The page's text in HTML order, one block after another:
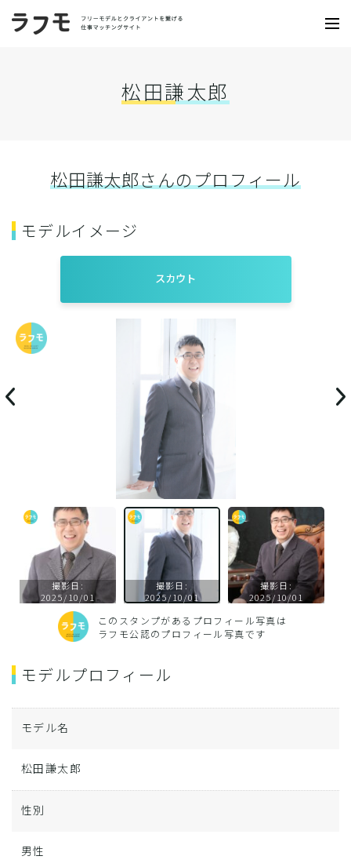
松田謙太郎
松田謙太郎さんのプロフィール
モデルイメージ
スカウト
撮影日:
2025/10/01
撮影日:
2025/10/01
撮影日:
2025/10/01
このスタンプがあるプロフィール写真は
ラフモ公認のプロフィール写真です
モデルプロフィール
モデル名
松田謙太郎
性別
男性